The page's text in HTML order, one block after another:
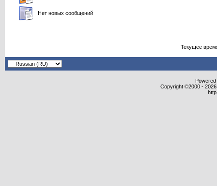
Нет новых сообщений
Текущее
Copyright ©2000 -